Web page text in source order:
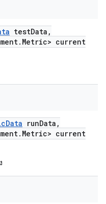
testData ,
. Metric> current
Data runData ,
. Metric> current